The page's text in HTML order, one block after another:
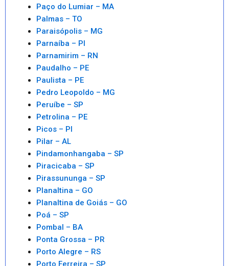
Paço do Lumiar – MA
Palmas – TO
Paraisópolis – MG
Parnaíba – PI
Parnamirim – RN
Paudalho – PE
Paulista – PE
Pedro Leopoldo – MG
Peruíbe – SP
Petrolina – PE
Picos – PI
Pilar – AL
Pindamonhangaba – SP
Piracicaba – SP
Pirassununga – SP
Planaltina – GO
Planaltina de Goiás – GO
Poá – SP
Pombal – BA
Ponta Grossa – PR
Porto Alegre – RS
Porto Ferreira – SP